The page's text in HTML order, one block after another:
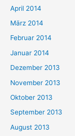
April 2014
März 2014
Februar 2014
Januar 2014
Dezember 2013
November 2013
Oktober 2013
September 2013
August 2013